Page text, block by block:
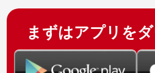
まずはアプリを